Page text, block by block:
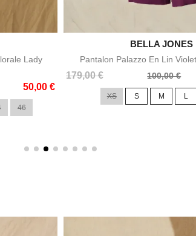
Lady
50,00 €
46
Aperçu rapide
BELLA JONES
Pantalon Palazzo En Lin
179,00 €
Prix
100,00 €
Prix
XS S M L